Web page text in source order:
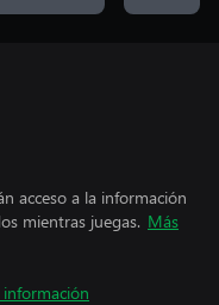
acceso a la información
mientras juegas. Más
información